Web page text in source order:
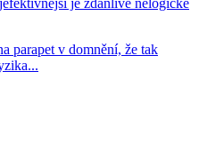
parapet v domnění, že tak